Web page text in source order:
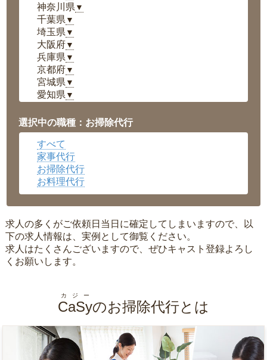
神奈川県 ▼
千葉県 ▼
埼玉県 ▼
大阪府▼
兵庫県 ▼
京都府▼
宮城県 ▼
愛知県 ▼
岡山県▼
広島県▼
沖縄県
選択中の職種：お掃除代行
すべて
家事代行
お掃除代行
お料理代行
求人の多くがご依頼日当日に確定してしまいますので、以
下の求人情報は、実例として御覧ください。
求人はたくさんございますので、ぜひキャスト登録よろし
くお願いします。
CaSy
カジー
のお掃除代行とは